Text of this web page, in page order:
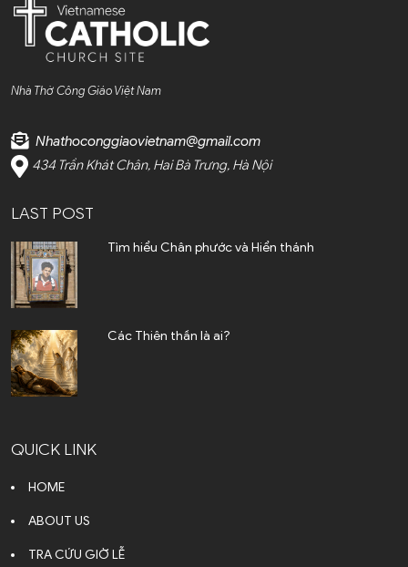
Nhà Thờ Công Giáo Việt Nam
Nhathoconggiaovietnam@gmail.com
434 Trần Khát Chân, Hai Bà Trưng, Hà Nội
LAST POST
Tìm hiểu Chân phước và Hiển thánh
Các Thiên thần là ai?
QUICK LINK
HOME
ABOUT US
TRA CỨU GIỜ LỄ